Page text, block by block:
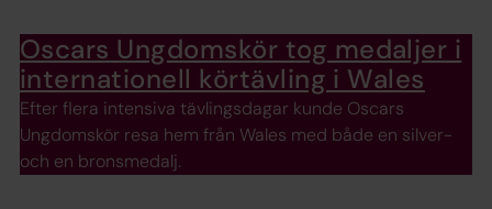
Oscars Ungdomskör tog medaljer i
internationell körtävling i Wales
Efter flera intensiva tävlingsdagar kunde Oscars
Ungdomskör resa hem från Wales med både en silver-
och en bronsmedalj.